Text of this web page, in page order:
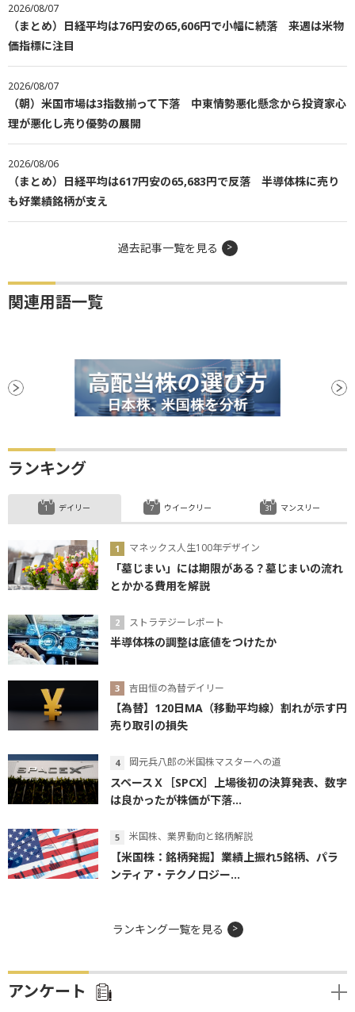
2026/08/07
（まとめ）日経平均は76円安の65,606円で小幅に続落 来週は米物
価指標に注目
2026/08/07
（朝）米国市場は3指数揃って下落 中東情勢悪化懸念から投資家心
理が悪化し売り優勢の展開
2026/08/06
（まとめ）日経平均は617円安の65,683円で反落 半導体株に売り
も好業績銘柄が支え
過去記事一覧を見る
関連用語一覧
ランキング
デイリー
マネックス人生100年デザイン
「墓じまい」には期限がある？墓じまいの流れ
とかかる費用を解説
ストラテジーレポート
半導体株の調整は底値をつけたか
吉田恒の為替デイリー
【為替】120日MA（移動平均線）割れが示す円
売り取引の損失
岡元兵八郎の米国株マスターへの道
スペースＸ［SPCX］上場後初の決算発表、数字
は良かったが株価が下落...
米国株、業界動向と銘柄解説
【米国株：銘柄発掘】業績上振れ5銘柄、パラ
ンティア・テクノロジー...
ウイークリー マンスリー
ランキング一覧を見る
アンケート